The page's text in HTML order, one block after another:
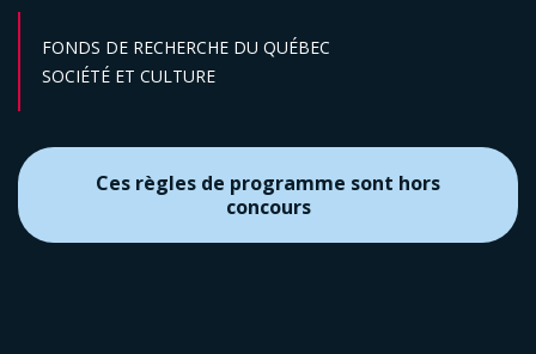
FONDS DE RECHERCHE DU QUÉBEC
Secteur :
SOCIÉTÉ ET CULTURE
Ces règles de programme sont hors
concours